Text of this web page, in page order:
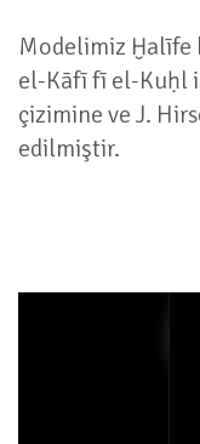
Modelimiz Ḫalīfe
el-Kāfī fī el-Kuḥl
çizimine ve J.
edilmiştir.